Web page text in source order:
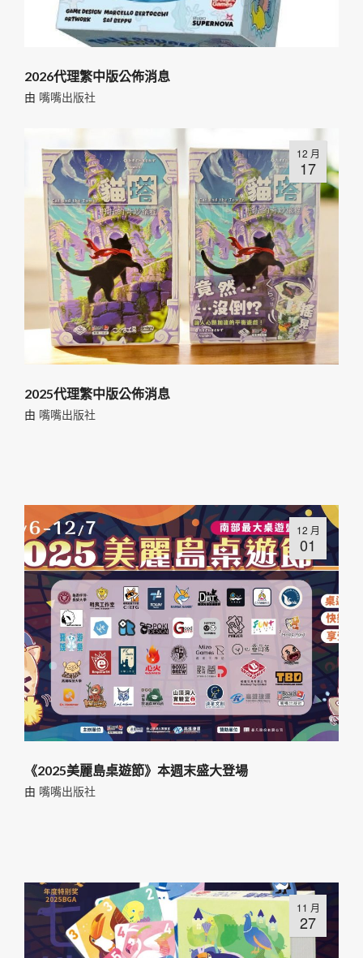
2026代理繁中版公佈消息
由 嘴嘴出版社
12 月
17
2025代理繁中版公佈消息
由 嘴嘴出版社
12 月
01
《2025美麗島桌遊節》本週末盛大登場
由 嘴嘴出版社
11 月
27